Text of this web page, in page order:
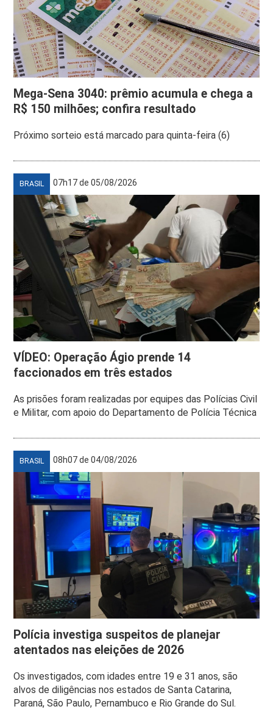
Mega-Sena 3040: prêmio acumula e chega a
R$ 150 milhões; confira resultado
Próximo sorteio está marcado para quinta-feira (6)
BRASIL 07h17 de 05/08/2026
VÍDEO: Operação Ágio prende 14
faccionados em três estados
As prisões foram realizadas por equipes das Polícias Civil
e Militar, com apoio do Departamento de Polícia Técnica
BRASIL 08h07 de 04/08/2026
Polícia investiga suspeitos de planejar
atentados nas eleições de 2026
Os investigados, com idades entre 19 e 31 anos, são
alvos de diligências nos estados de Santa Catarina,
Paraná, São Paulo, Pernambuco e Rio Grande do Sul.